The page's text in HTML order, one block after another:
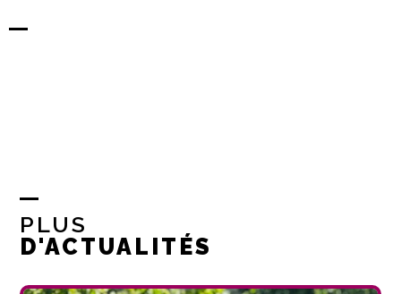
PLUS
D'ACTUALITÉS